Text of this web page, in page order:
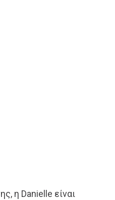
η Danielle είναι